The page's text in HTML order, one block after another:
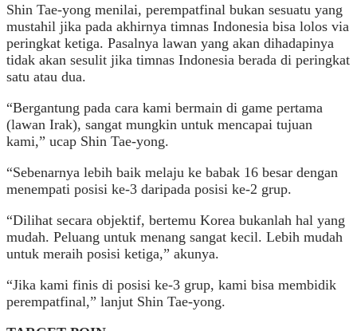
Shin Tae-yong menilai, perempatfinal bukan sesuatu yang
mustahil jika pada akhirnya timnas Indonesia bisa lolos via
peringkat ketiga. Pasalnya lawan yang akan dihadapinya
tidak akan sesulit jika timnas Indonesia berada di peringkat
satu atau dua.
“Bergantung pada cara kami bermain di game pertama
(lawan Irak), sangat mungkin untuk mencapai tujuan
kami,” ucap Shin Tae-yong.
“Sebenarnya lebih baik melaju ke babak 16 besar dengan
menempati posisi ke-3 daripada posisi ke-2 grup.
“Dilihat secara objektif, bertemu Korea bukanlah hal yang
mudah. Peluang untuk menang sangat kecil. Lebih mudah
untuk meraih posisi ketiga,” akunya.
“Jika kami finis di posisi ke-3 grup, kami bisa membidik
perempatfinal,” lanjut Shin Tae-yong.